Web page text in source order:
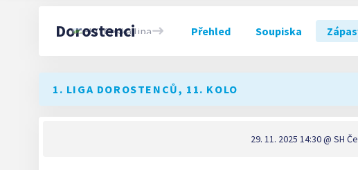
Dorostenci Přehled Soupiska
1. LIGA DOROSTENCŮ, 11. KOLO
29. 11. 2025 14:30@ SH